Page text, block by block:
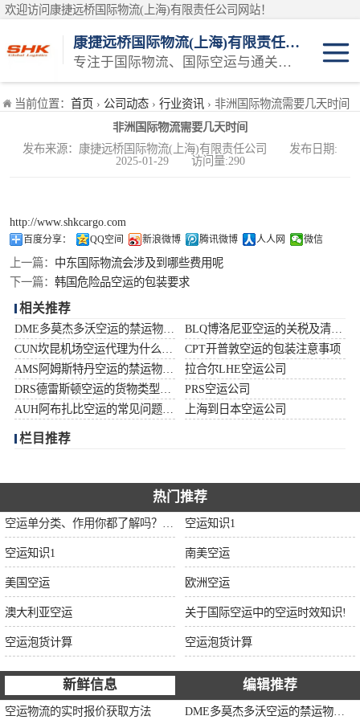
欢迎访问康捷远桥国际物流(上海)有限责任公司网站！
康捷远桥国际物流(上海)有限责任公司
专注于国际物流、国际空运与通关一体化一站式物流服务商
当前位置： 首页 › 公司动态 › 行业资讯 › 非洲国际物流需要几天时间
非洲国际物流需要几天时间
发布来源：康捷远桥国际物流(上海)有限责任公司 发布日期:
2025-01-29 访问量:290
http://www.shkcargo.com
百度分享： QQ空间 新浪微博 腾讯微博 人人网 微信
上一篇： 中东国际物流会涉及到哪些费用呢
下一篇： 韩国危险品空运的包装要求
相关推荐
CPT开普敦空运的包装注意事项
拉合尔LHE空运公司
PRS空运公司
上海到日本空运公司
栏目推荐
热门推荐
空运知识1
空运知识1 南美空运
美国空运 欧洲空运
澳大利亚空运 关于国际空运中的空运时效知识!
空运泡货计算 空运泡货计算
新鲜信息 编辑推荐
空运物流的实时报价获取方法
日本空运
韩国空运
印度空运
巴基斯坦空运
澳大利亚空运
俄罗斯空运
加拿大空运
伊朗空运
中东空运
非洲空运
南美空运